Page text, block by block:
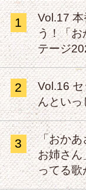
1
Vol.17
う！「お
テージ
2
Vol.16
んといっ
3
「おかあ
お姉さん
ってる歌